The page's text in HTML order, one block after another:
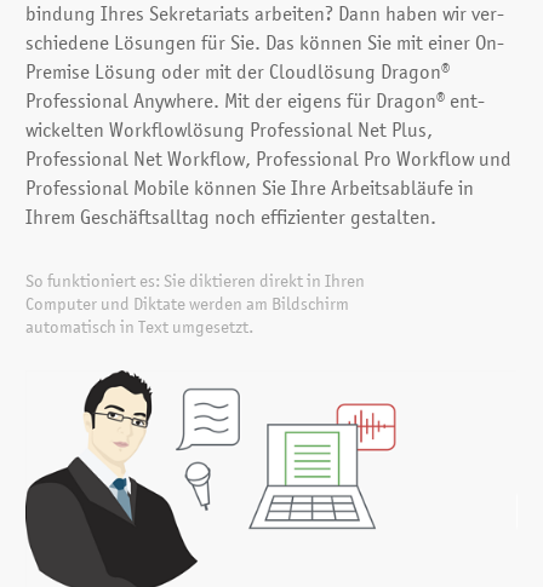
bindung Ihres Sekretariats arbeiten? Dann haben wir ver­
schiedene Lösungen für Sie. Das können Sie mit einer On-
Premise Lösung oder mit der Cloud­lösung Dragon®
Professional Anywhere. Mit der eigens für Dragon® ent­
wickelten Workflow­lösung Professional Net Plus,
Professional Net Workflow, Professional Pro Workflow und
Professional Mobile können Sie Ihre Arbeits­ab­läufe in
Ihrem Geschäfts­all­tag noch effi­zien­ter gestalten.
So funktioniert es: Sie diktieren direkt in Ihren
Computer und Diktate werden am Bildschirm
automatisch in Text umgesetzt.